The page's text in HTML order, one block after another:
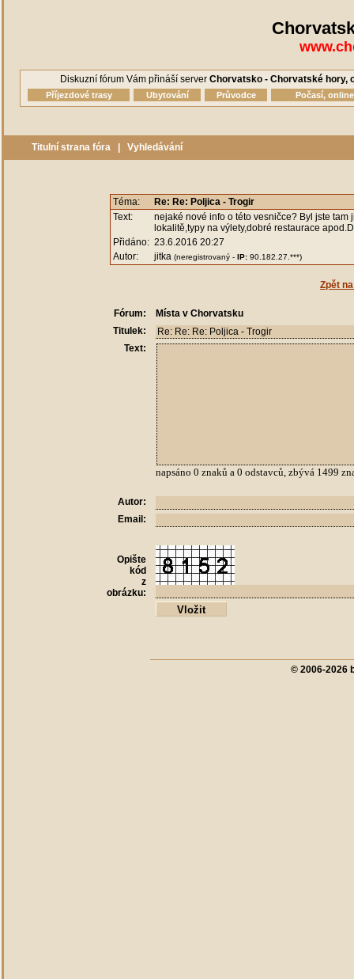
Diskuzní fórum Vám přináší server Chorvatsko - Chorvatské hory,
Příjezdové trasy Ubytování Průvodce Počasí,
Titulní strana fóra Vyhledávání
Téma:
Re: Re: Poljica - Trogir
Text:
nejaké nové info o této vesničce? Byl jste
lokalitě,typy na výlety,dobré restaurace
Přidáno: 23.6.2016 20:27
Autor:
jitka (neregistrovaný - IP:90.182.27.***)
Zpět
Fórum:
Místa v Chorvatsku
Titulek:
Text:
napsáno 0 znaků a 0 odstavců, zbývá 1499
Autor:
Email:
Opište
kód
z
obrázku:
© 2006-2026